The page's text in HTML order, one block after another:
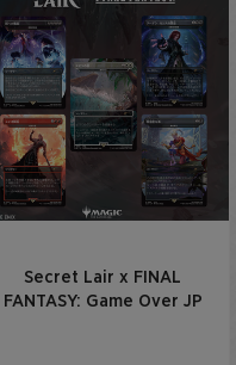
Secret Lair x FINAL
FANTASY: Game Over JP